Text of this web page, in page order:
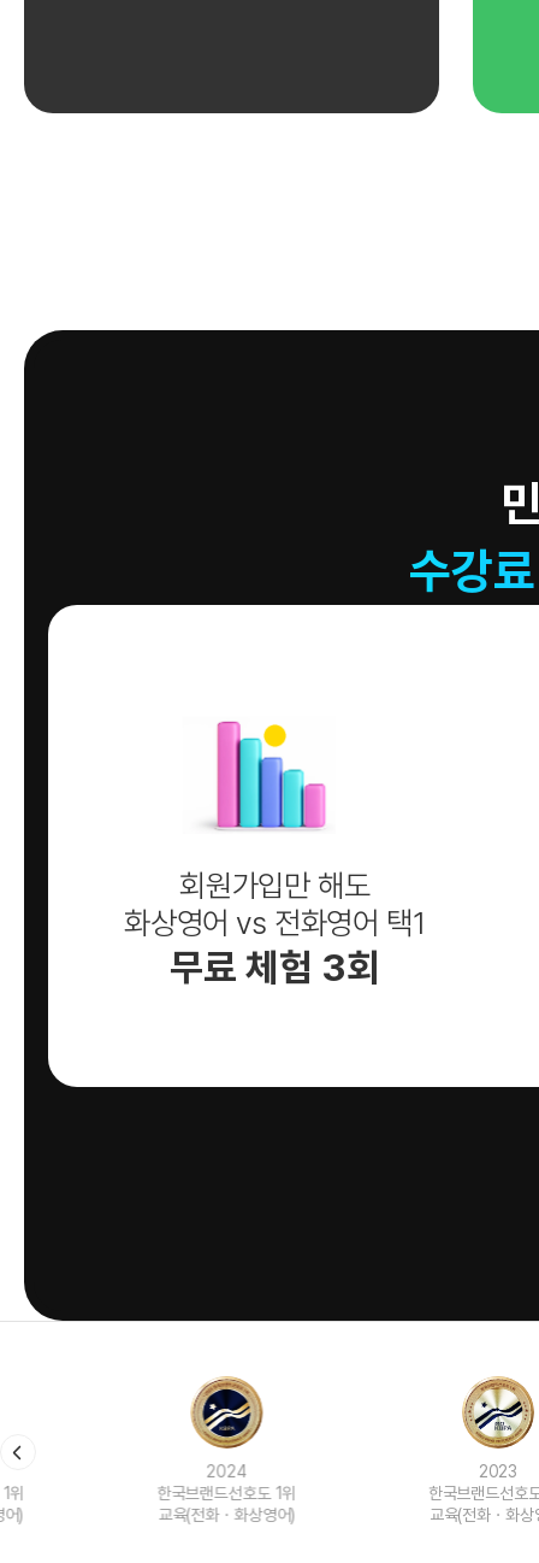
수강
회원가입만 해도
화상영어 vs 전화영어 택1
무료 체험 3회
한국브랜드선호도 1위
교육(전화ㆍ화상영어)
한국브랜드선호도 1위
교육(전화ㆍ화상영어)